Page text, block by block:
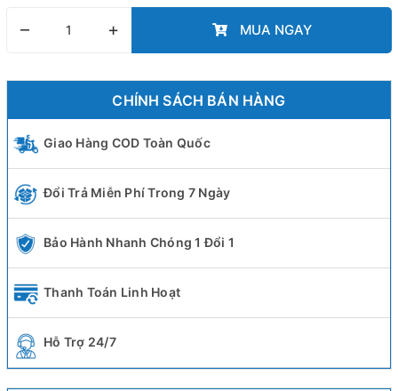
– + MUA NGAY
CHÍNH SÁCH BÁN HÀNG
Giao Hàng COD Toàn Quốc
Đổi Trả Miễn Phí Trong 7 Ngày
Bảo Hành Nhanh Chóng 1 Đổi 1
Thanh Toán Linh Hoạt
Hỗ Trợ 24/7